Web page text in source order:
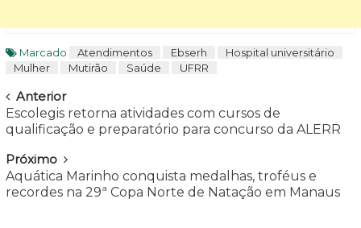
Marcado Atendimentos Ebserh
Hospital universitário
Mulher
Mutirão Saúde UFRR
Navegar
Anterior
Escolegis retorna atividades com cursos de
qualificação e preparatório para concurso da ALERR
Próximo
Aquática Marinho conquista medalhas, troféus e
recordes na 29ª Copa Norte de Natação em Manaus